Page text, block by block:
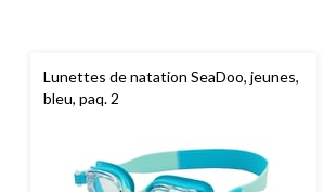
Lunettes de natation SeaDoo, jeunes,
bleu, paq. 2